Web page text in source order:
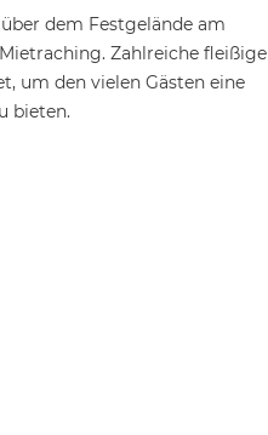
dem Festgelände am
Zahlreiche fleißige
um den vielen Gästen eine
bieten.